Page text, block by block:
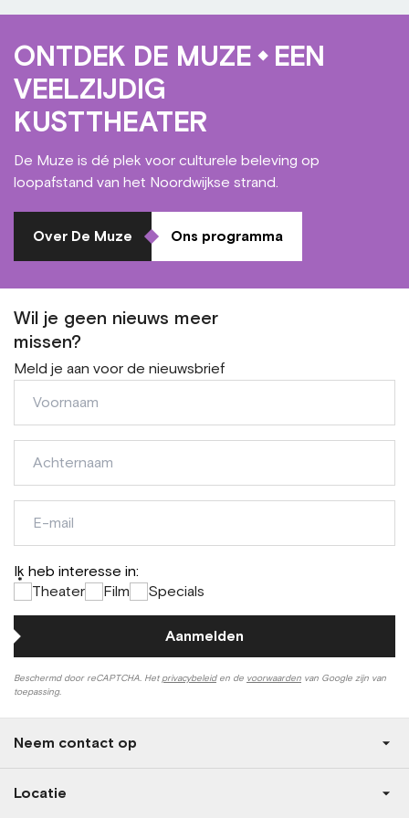
ONTDEK DE MUZE EEN
VEELZIJDIG
KUSTTHEATER
De Muze is dé plek voor culturele beleving op
loopafstand van het Noordwijkse strand.
Over De Muze Ons programma
Wil je geen nieuws meer
missen?
Meld je aan voor de nieuwsbrief
Ik heb interesse in:
*
Theater Film Specials
mail
Aanmelden
Beschermd door reCAPTCHA. Het privacybeleiden de voorwaarden van Google zijn van
toepassing.
Neem contact op
Locatie